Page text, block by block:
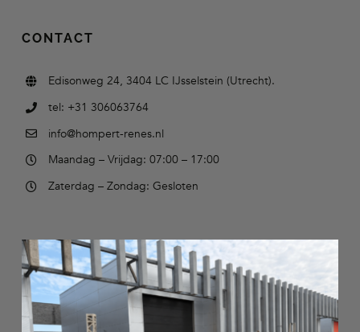
CONTACT
Edisonweg 24, 3404 LC IJsselstein (Utrecht).
tel: +31 306063764
info@hompert-renes.nl
Maandag – Vrijdag: 07:00 – 17:00
Zaterdag – Zondag: Gesloten